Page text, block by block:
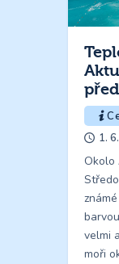
1.
Okolo
velmi
moři